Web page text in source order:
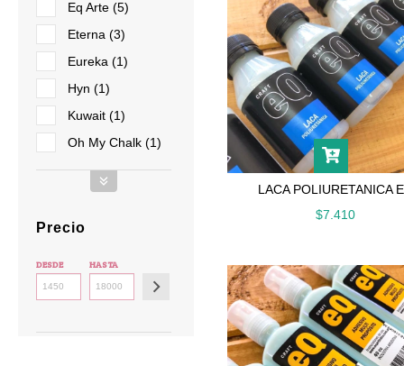
Eq Arte (5)
Eterna (3)
Eureka (1)
Hyn (1)
Kuwait (1)
Oh My Chalk (1)
Precio
DESDE HASTA
LACA POLIURETANICA
$7.410